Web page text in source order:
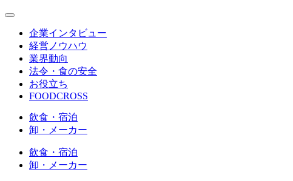
企業インタビュー
経営ノウハウ
業界動向
法令・食の安全
お役立ち
FOODCROSS
飲食・宿泊
卸・メーカー
飲食・宿泊
卸・メーカー